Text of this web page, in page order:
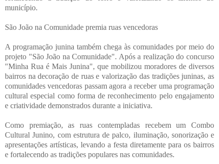
município.
São João na Comunidade premia ruas vencedoras
A programação junina também chega às comunidades por meio do
projeto "São João na Comunidade". Após a realização do concurso
"Minha Rua é Mais Junina", que mobilizou moradores de diversos
bairros na decoração de ruas e valorização das tradições juninas, as
comunidades vencedoras passam agora a receber uma programação
cultural especial como forma de reconhecimento pelo engajamento
e criatividade demonstrados durante a iniciativa.
Como premiação, as ruas contempladas recebem um Combo
Cultural Junino, com estrutura de palco, iluminação, sonorização e
apresentações artísticas, levando a festa diretamente para os bairros
e fortalecendo as tradições populares nas comunidades.